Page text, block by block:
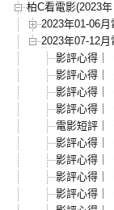
柏C看電影(2023
2023年01-06
2023年07-12
影評心得｜
影評心得｜
影評心得｜
影評心得｜
電影短評｜
影評心得｜
影評心得｜
影評心得｜
影評心得｜